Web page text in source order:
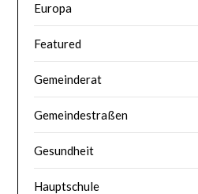
Europa
Featured
Gemeinderat
Gemeindestraßen
Gesundheit
Hauptschule